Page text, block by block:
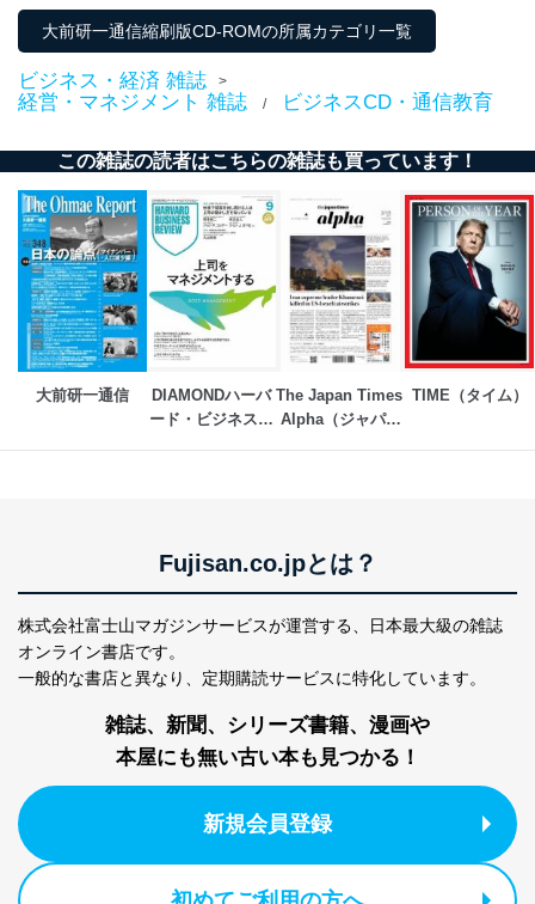
大前研一通信縮刷版CD-ROMの所属カテゴリ一覧
ビジネス・経済 雑誌 >
経営・マネジメント 雑誌 / ビジネスCD・通信教育
この雑誌の読者はこちらの雑誌も買っています！
大前研一通信
DIAMONDハーバ
ード・ビジネス・
The Japan Times
Alpha（ジャパン
TIME（タイム）
Fujisan.co.jpとは？
株式会社富士山マガジンサービスが運営する、
日本最大級の雑誌
オンライン書店です。
一般的な書店と異なり、 定期購読サービスに特化しています。
雑誌、新聞、シリーズ書籍、漫画や
本屋にも無い古い本も見つかる！
新規会員登録